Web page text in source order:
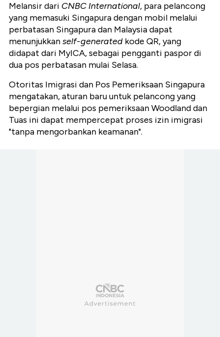
Melansir dari CNBC International, para pelancong
yang memasuki Singapura dengan mobil melalui
perbatasan Singapura dan Malaysia dapat
menunjukkanself-generated kode QR, yang
didapat dari MyICA, sebagai pengganti paspor di
dua pos perbatasan mulai Selasa.
Otoritas Imigrasi dan Pos Pemeriksaan Singapura
mengatakan, aturan baru untuk pelancong yang
bepergian melalui pos pemeriksaan Woodland dan
Tuas ini dapat mempercepat proses izin imigrasi
"tanpa mengorbankan keamanan".